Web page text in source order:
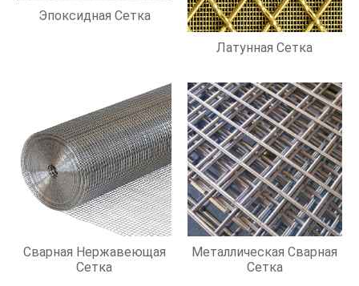
Эпоксидная Сетка
Латунная Сетка
Сварная Нержавеющая
Сетка
Металлическая Сварная
Сетка